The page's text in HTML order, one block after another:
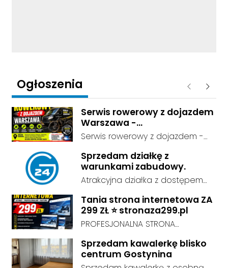
Ogłoszenia Poprzednie
Serwis rowerowy z dojazdem
Warszawa -
mobilnyserwisrowerowy.7m.
Serwis rowerowy z dojazdem -
odwozimy gotowy do jazdy.
Dojeżdżamy do Konstancina-
Jeziornej, Piaseczna,
Józefosławia, Julianowa, Góry
Kalwarii, Zalesia Górnego,
Nadarzyna, Raszyna oraz
Ursynów, Wawer. Przeglądy,
naprawy, e-bike, cargo, rowery
Sprzedam działkę z
warunkami zabudowy.
Atrakcyjna działka z dostępem
o powierzchni 0,4ha , przy drodze
asfaltowej.
Tania strona internetowa ZA
299 ZŁ ⭐ stronaza299.pl
PROFESJONALNA STRONA
mieć profesjonalną stronę
internetową, ale nie chcesz
Sprzedam kawalerkę blisko
centrum Gostynina